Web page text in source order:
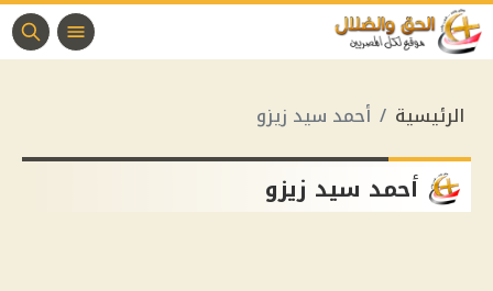
الرئيسية أحمد سيد زيزو
أحمد سيد زيزو